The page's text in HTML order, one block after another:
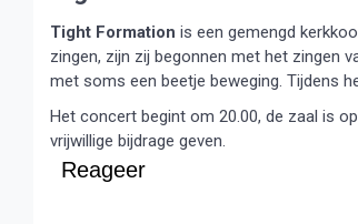
Tight Formation is een gemengd
zingen, zijn zij begonnen met het zingen
met soms een beetje beweging. Tijdens
Het concert begint om 20.00, de zaal is
vrijwillige bijdrage geven.
Reageer